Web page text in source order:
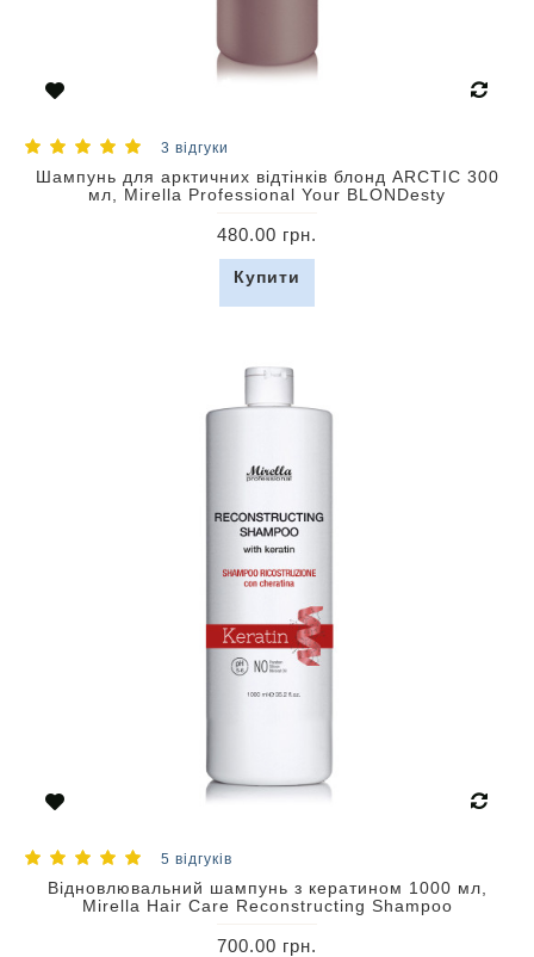
3 відгуки
Шампунь для арктичних відтінків блонд ARCTIC 300
мл, Mirella Professional Your BLONDesty
480.00 грн.
Купити
5 відгуків
Відновлювальний шампунь з кератином 1000 мл,
Mirella Hair Care Reconstructing Shampoo
700.00 грн.